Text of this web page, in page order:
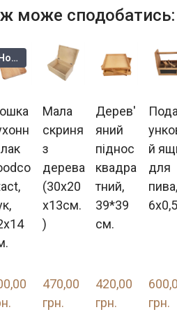
може сподобатись:
Новинка
Мала
скриня
з
дерева
(30х20
х13см.
)
470,00
грн.
Дерев'
яний
піднос
квадра
тний,
39*39
см.
420,00
грн.
й
для
пива,
грн.